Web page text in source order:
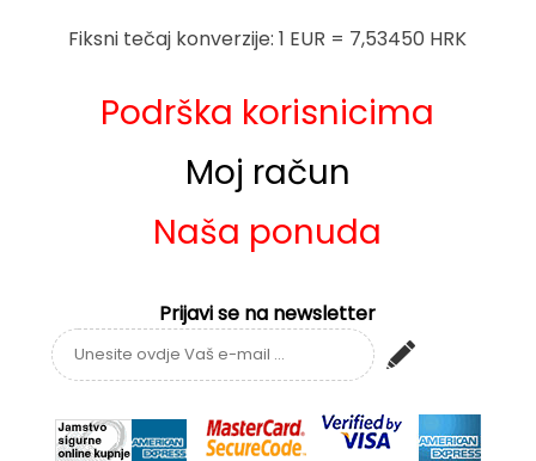
Fiksni tečaj konverzije: 1 EUR = 7,53450 HRK
Podrška korisnicima
Moj račun
Naša ponuda
Prijavi se na newsletter